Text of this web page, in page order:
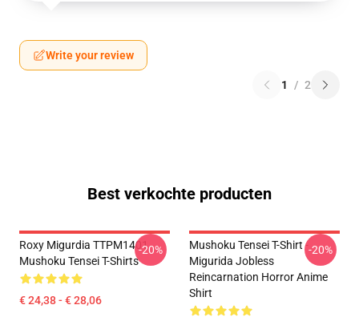
Write your review
1 / 2
Best verkochte producten
Roxy Migurdia TTPM1401
Mushoku Tensei T-Shirts
€ 24,38 - € 28,06
-20%
Mushoku Tensei T-Shirt -
Migurida Jobless
Reincarnation Horror Anime
Shirt
-20%